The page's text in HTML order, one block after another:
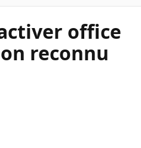
office
reconnu